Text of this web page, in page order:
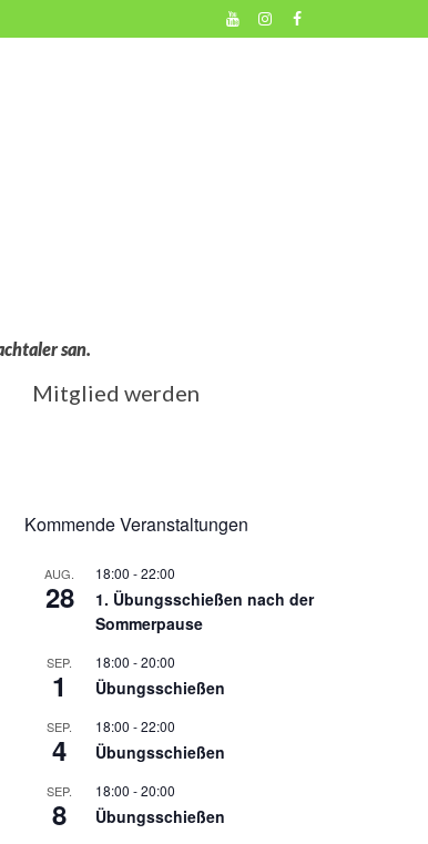
san.
Mitglied werden
Kommende Veranstaltungen
AUG.
28
18:00 -22:00
1. Übungsschießen nach der
Sommerpause
SEP.
1
18:00 -20:00
Übungsschießen
SEP.
4
18:00 -22:00
Übungsschießen
SEP.
8
18:00 -20:00
Übungsschießen